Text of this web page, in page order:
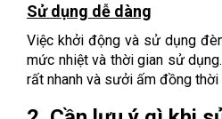
Sử dụng dễ dàng
Việc khởi động và sử dụng
mức nhiệt và thời gian sử
rất nhanh và sưởi ấm đồng thời